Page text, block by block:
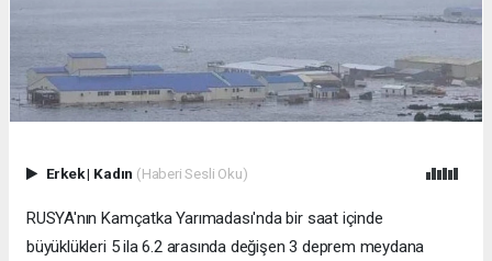
Erkek| Kadın (Haberi Sesli Oku)
RUSYA'nın Kamçatka Yarımadası'nda bir saat içinde
büyüklükleri 5 ila 6.2 arasında değişen 3 deprem meydana